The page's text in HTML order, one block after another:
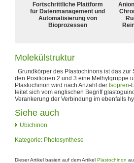
Fortschrittliche Plattform
für Datenmanagement und
Automatisierung von
Bioprozessen
Molekülstruktur
Grundkörper des Plastochinons ist das
den Positionen 2 und 3 eine Methylgruppe
Plastochinon wird nach Anzahl der Isopren-
leitet sich vom englischen Begriffp lastoq
Verankerung der Verbindung im ebenfalls
Siehe auch
Ubichinon
Kategorie: Photosynthese
Dieser Artikel basiert auf dem Artikel Plastochinon